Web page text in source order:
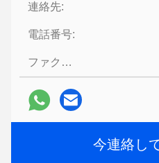
連絡先:
電話番号:
ファクシミリ:
今連絡し